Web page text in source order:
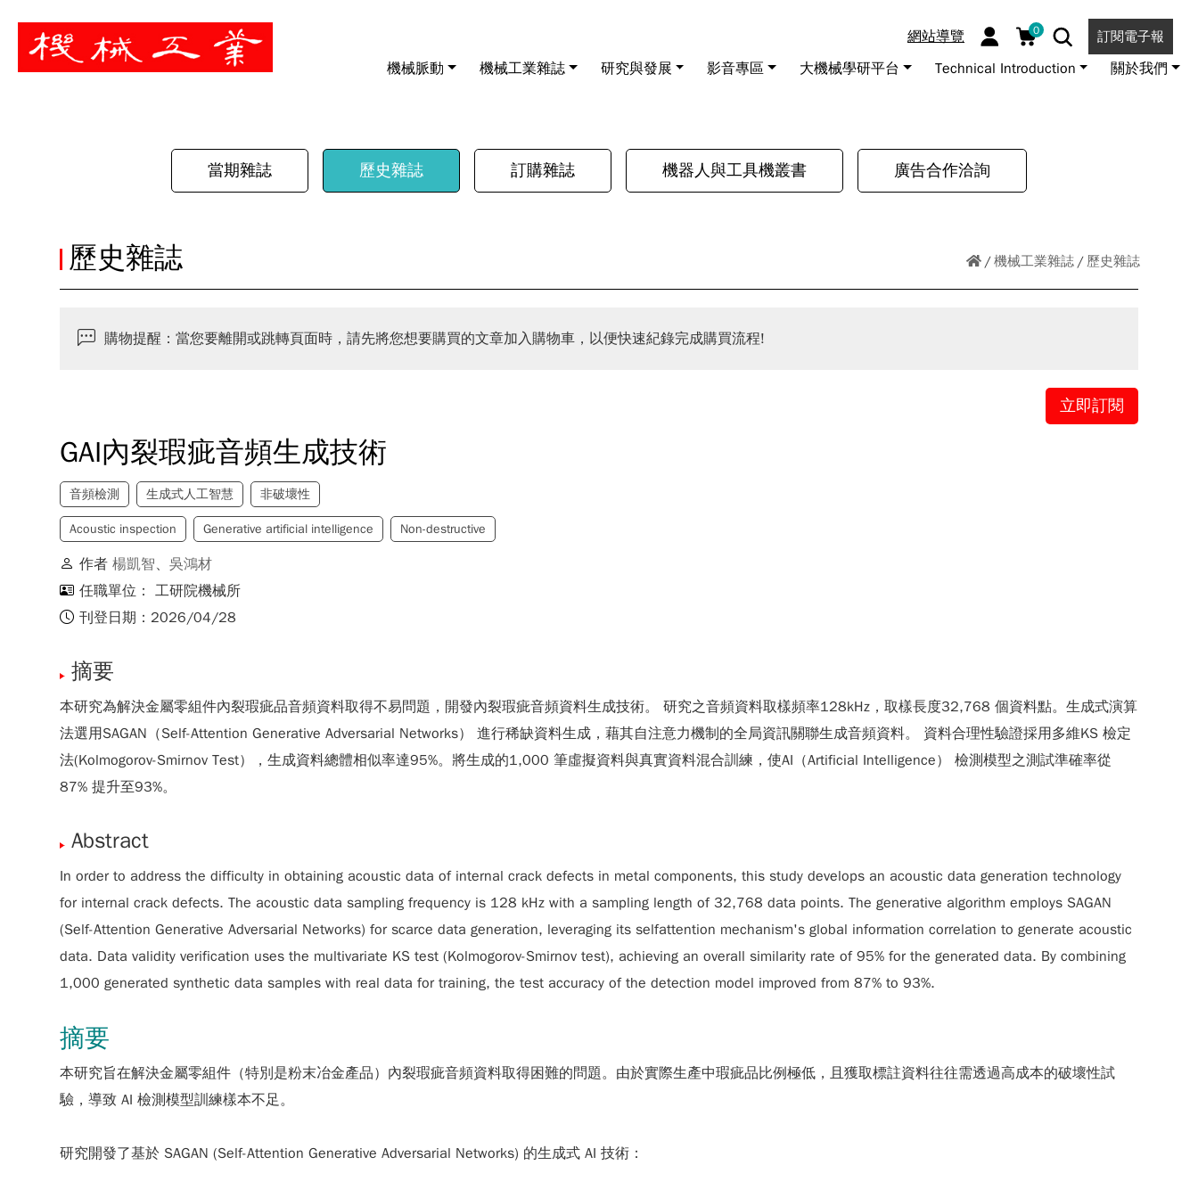
網站導覽 0 訂閱電子報
機械脈動 機械工業雜誌 研究與發展 影音專區 大機械學研平台 Technical Introduction 關於我們
暫停
當期雜誌 歷史雜誌 訂購雜誌 機器人與工具機叢書 廣告合作洽詢
機械工業雜誌 歷史雜誌
歷史雜誌
購物提醒：當您要離開或跳轉頁面時，請先將您想要購買的文章加入購物車，以便快速紀錄完成購買流程!
立即訂閱
GAI內裂瑕疵音頻生成技術
音頻檢測 生成式人工智慧 非破壞性
Acoustic inspection Generative artificial intelligence Non-destructive
作者楊凱智、吳鴻材
任職單位： 工研院機械所
刊登日期：2026/04/28
摘要
本研究為解決金屬零組件內裂瑕疵品音頻資料取得不易問題，開發內裂瑕疵音頻資料生成技術。 研究之音頻資料取樣頻率128kHz，取樣長度32,768 個資料點。生成式演算
法選用SAGAN（Self-Attention Generative Adversarial Networks） 進行稀缺資料生成，藉其自注意力機制的全局資訊關聯生成音頻資料。 資料合理性驗證採用多維KS 檢定
法(Kolmogorov-Smirnov Test），生成資料總體相似率達95%。將生成的1,000 筆虛擬資料與真實資料混合訓練，使AI（Artificial Intelligence） 檢測模型之測試準確率從
87% 提升至93%。
Abstract
In order to address the difficulty in obtaining acoustic data of internal crack defects in metal components, this study develops an acoustic data generation technology
for internal crack defects. The acoustic data sampling frequency is 128 kHz with a sampling length of 32,768 data points. The generative algorithm employs SAGAN
(Self-Attention Generative Adversarial Networks) for scarce data generation, leveraging its selfattention mechanism's global information correlation to generate acoustic
data. Data validity verification uses the multivariate KS test (Kolmogorov-Smirnov test), achieving an overall similarity rate of 95% for the generated data. By combining
1,000 generated synthetic data samples with real data for training, the test accuracy of the detection model improved from 87% to 93%.
摘要
本研究旨在解決金屬零組件（特別是粉末冶金產品）內裂瑕疵音頻資料取得困難的問題。由於實際生產中瑕疵品比例極低，且獲取標註資料往往需透過高成本的破壞性試
驗，導致 AI 檢測模型訓練樣本不足。
研究開發了基於SAGAN (Self-Attention Generative Adversarial Networks) 的生成式 AI 技術：